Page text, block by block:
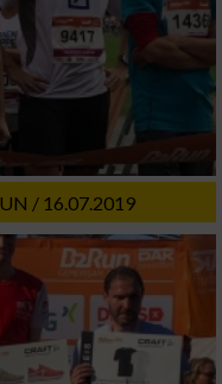
/ 16.07.2019
Auswahl